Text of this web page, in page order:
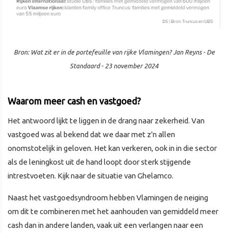
Bron: Wat zit er in de portefeuille van rijke Vlamingen? Jan Reyns - De
Standaard - 23 november 2024
Waarom meer cash en vastgoed?
Het antwoord lijkt te liggen in de drang naar zekerheid. Van
vastgoed was al bekend dat we daar met z'n allen
onomstotelijk in geloven. Het kan verkeren, ook in in die sector
als de leningkost uit de hand loopt door sterk stijgende
intrestvoeten. Kijk naar de situatie van Ghelamco.
Naast het vastgoedsyndroom hebben Vlamingen de neiging
om dit te combineren met het aanhouden van gemiddeld meer
cash dan in andere landen, vaak uit een verlangen naar een